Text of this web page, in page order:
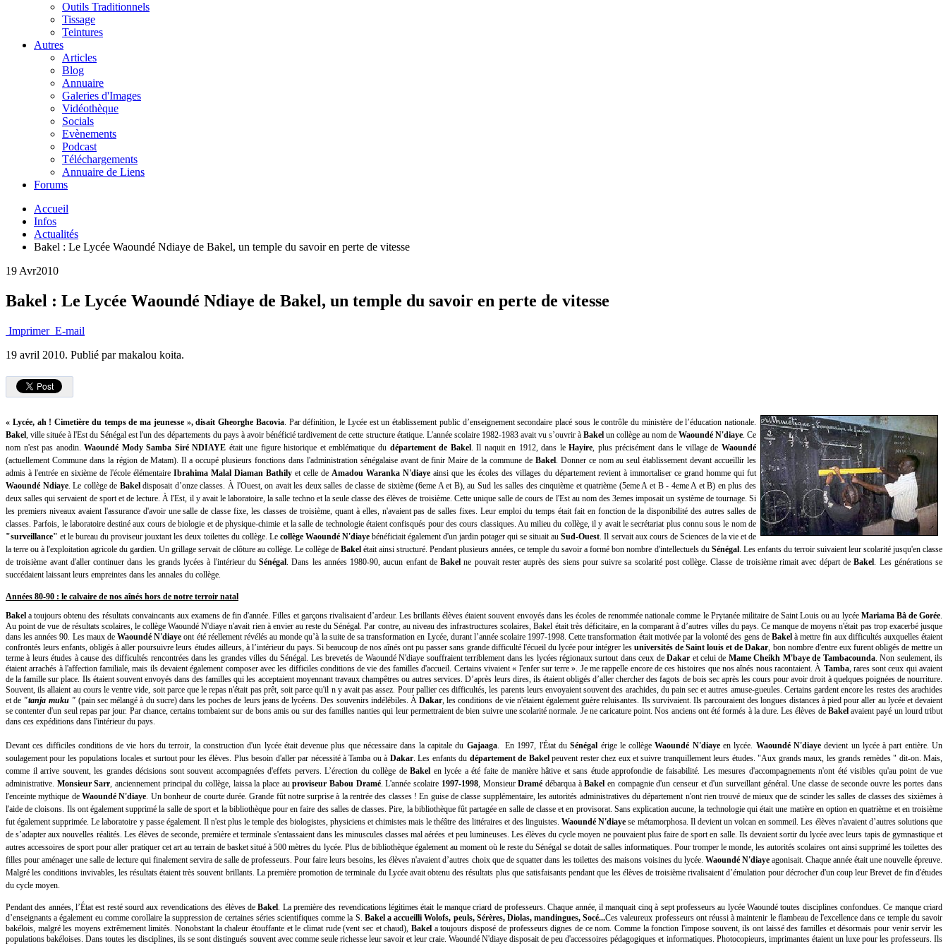
Outils Traditionnels
Tissage
Teintures
Autres
Articles
Blog
Annuaire
Galeries d'Images
Vidéothèque
Socials
Evènements
Podcast
Téléchargements
Annuaire de Liens
Forums
Accueil
Infos
Actualités
Bakel : Le Lycée Waoundé Ndiaye de Bakel, un temple du savoir en perte de vitesse
19 Avr2010
Bakel : Le Lycée Waoundé Ndiaye de Bakel, un temple du savoir en perte de vitesse
Imprimer E-mail
19 avril 2010. Publié par makalou koita.
« Lycée, ah ! Cimetière du temps de ma jeunesse », disait Gheorghe Bacovia. Par définition, le Lycée est un établissement public d’enseignement secondaire placé sous le contrôle du ministère de l’éducation nationale.
Bakel, ville située à l'Est du Sénégal est l'un des départements du pays à avoir bénéficié tardivement de cette structure étatique. L'année scolaire 1982-1983 avait vu s’ouvrir à Bakel un collège au nom de Waoundé N'diaye. Ce
nom n'est pas anodin.Waoundé Mody Samba Siré NDIAYE était une figure historique et emblématique du département de Bakel. Il naquit en 1912, dans leHayire, plus précisément dans le village de Waoundé
(actuellement Commune dans la région de Matam). Il a occupé plusieurs fonctions dans l'administration sénégalaise avant de finir Maire de la commune de Bakel. Donner ce nom au seul établissement devant accueillir les
admis à l'entrée en sixième de l'école élémentaire Ibrahima Malal Diaman Bathily et celle de Amadou Waranka N'diaye ainsi que les écoles des villages du département revient à immortaliser ce grand homme qui fut
Waoundé Ndiaye. Le collège de Bakeldisposait d’onze classes. À l'Ouest, on avait les deux salles de classe de sixième (6eme A et B), au Sud les salles des cinquième et quatrième (5eme A et B - 4eme A et B) en plus des
deux salles qui servaient de sport et de lecture. À l'Est, il y avait le laboratoire, la salle techno et la seule classe des élèves de troisième. Cette unique salle de cours de l'Est au nom des 3emes imposait un système de tournage. Si
les premiers niveaux avaient l'assurance d'avoir une salle de classe fixe, les classes de troisième, quant à elles, n'avaient pas de salles fixes. Leur emploi du temps était fait en fonction de la disponibilité des autres salles de
classes. Parfois, le laboratoire destiné aux cours de biologie et de physique-chimie et la salle de technologie étaient confisqués pour des cours classiques. Au milieu du collège, il y avait le secrétariat plus connu sous le nom de
"surveillance" et le bureau du proviseur jouxtant les deux toilettes du collège. Le collège Waoundé N'diayebénéficiait également d'un jardin potager qui se situait auSud-Ouest. Il servait aux cours de Sciences de la vie et de
la terre ou à l'exploitation agricole du gardien. Un grillage servait de clôture au collège. Le collège de Bakelétait ainsi structuré.Pendant plusieurs années, ce temple du savoir a formé bon nombre d'intellectuels du Sénégal. Les enfants du terroir suivaient leur scolarité jusqu'en classe
de troisième avant d'aller continuer dans les grands lycées à l'intérieur duSénégal. Dans les années 1980-90, aucun enfant deBakel ne pouvait rester auprès des siens pour suivre sa scolarité post collège. Classe de troisième rimait avec départ deBakel. Les générations se
succédaient laissant leurs empreintes dans les annales du collège.
Années 80-90 : le calvaire de nos aînés hors de notre terroir natal
Bakel a toujours obtenu des résultats convaincants aux examens de fin d'année. Filles et garçons rivalisaient d’ardeur. Les brillants élèves étaient souvent envoyés dans les écoles de renommée nationale comme le Prytanée militaire de Saint Louis ou au lycée Mariama Bâ de Gorée.
Au point de vue de résultats scolaires, le collège Waoundé N'diaye n'avait rien à envier au reste du Sénégal. Par contre, au niveau des infrastructures scolaires, Bakel était très déficitaire, en la comparant à d’autres villes du pays. Ce manque de moyens n'était pas trop exacerbé jusque
dans les années 90. Les maux deWaoundé N'diaye ont été réellement révélés au monde qu’à la suite de sa transformation en Lycée, durant l’année scolaire 1997-1998. Cette transformation était motivée par la volonté des gens de Bakelà mettre fin aux difficultés auxquelles étaient
confrontés leurs enfants, obligés à aller poursuivre leurs études ailleurs, à l’intérieur du pays. Si beaucoup de nos aînés ont pu passer sans grande difficulté l'écueil du lycée pour intégrer lesuniversités de Saint louis et de Dakar, bon nombre d'entre eux furent obligés de mettre un
terme à leurs études à cause des difficultés rencontrées dans les grandes villes du Sénégal. Les brevetés de Waoundé N'diaye souffraient terriblement dans les lycées régionaux surtout dans ceux deDakar et celui de Mame Cheikh M'baye de Tambacounda. Non seulement, ils
étaient arrachés à l'affection familiale, mais ils devaient également composer avec les difficiles conditions de vie des familles d'accueil. Certains vivaient « l'enfer sur terre ». Je me rappelle encore de ces histoires que nos aînés nous racontaient. À Tamba, rares sont ceux qui avaient
de la famille sur place. Ils étaient souvent envoyés dans des familles qui les acceptaient moyennant travaux champêtres ou autres services. D’après leurs dires, ils étaient obligés d’aller chercher des fagots de bois sec après les cours pour avoir droit à quelques poignées de nourriture.
Souvent, ils allaient au cours le ventre vide, soit parce que le repas n'était pas prêt, soit parce qu'il n y avait pas assez. Pour pallier ces difficultés, les parents leurs envoyaient souvent des arachides, du pain sec et autres amuse-gueules. Certains gardent encore les restes des arachides
et de "tanja muku " (pain sec mélangé à du sucre) dans les poches de leurs jeans de lycéens. Des souvenirs indélébiles. ÀDakar, les conditions de vie n'étaient également guère reluisantes. Ils survivaient. Ils parcouraient des longues distances à pied pour aller au lycée et devaient
se contenter d'un seul repas par jour. Par chance, certains tombaient sur de bons amis ou sur des familles nanties qui leur permettraient de bien suivre une scolarité normale. Je ne caricature point. Nos anciens ont été formés à la dure. Les élèves de Bakelavaient payé un lourd tribut
dans ces expéditions dans l'intérieur du pays.
Devant ces difficiles conditions de vie hors du terroir, la construction d'un lycée était devenue plus que nécessaire dans la capitale du Gajaaga. En 1997, l'État duSénégal érige le collègeWaoundé N'diayeen lycée. Waoundé N'diayedevient un lycée à part entière. Un
soulagement pour les populations locales et surtout pour les élèves. Plus besoin d'aller par nécessité à Tamba ou à Dakar. Les enfants du département de Bakelpeuvent rester chez eux et suivre tranquillement leurs études. "Aux grands maux, les grands remèdes " dit-on. Mais,
comme il arrive souvent, les grandes décisions sont souvent accompagnées d'effets pervers. L’érection du collège de Bakel en lycée a été faite de manière hâtive et sans étude approfondie de faisabilité. Les mesures d'accompagnements n'ont été visibles qu'au point de vue
administrative. Monsieur Sarr, anciennement principal du collège, laissa la place auproviseur Babou Dramé. L'année scolaire 1997-1998, MonsieurDramé débarqua àBakel en compagnie d'un censeur et d'un surveillant général. Une classe de seconde ouvre les portes dans
l'enceinte mythique de Waoundé N'diaye. Un bonheur de courte durée. Grande fût notre surprise à la rentrée des classes ! En guise de classe supplémentaire, les autorités administratives du département n'ont rien trouvé de mieux que de scinder les salles de classes des sixièmes à
l'aide de cloisons. Ils ont également supprimé la salle de sport et la bibliothèque pour en faire des salles de classes. Pire, la bibliothèque fût partagée en salle de classe et en provisorat. Sans explication aucune, la technologie qui était une matière en option en quatrième et en troisième
fut également supprimée. Le laboratoire y passe également. Il n'est plus le temple des biologistes, physiciens et chimistes mais le théâtre des littéraires et des linguistes.Waoundé N'diaye se métamorphosa. Il devient un volcan en sommeil. Les élèves n'avaient d’autres solutions que
de s’adapter aux nouvelles réalités. Les élèves de seconde, première et terminale s'entassaient dans les minuscules classes mal aérées et peu lumineuses. Les élèves du cycle moyen ne pouvaient plus faire de sport en salle. Ils devaient sortir du lycée avec leurs tapis de gymnastique et
autres accessoires de sport pour aller pratiquer cet art au terrain de basket situé à 500 mètres du lycée. Plus de bibliothèque également au moment où le reste du Sénégal se dotait de salles informatiques. Pour tromper le monde, les autorités scolaires ont ainsi supprimé les toilettes des
filles pour aménager une salle de lecture qui finalement servira de salle de professeurs. Pour faire leurs besoins, les élèves n'avaient d’autres choix que de squatter dans les toilettes des maisons voisines du lycée. Waoundé N'diayeagonisait. Chaque année était une nouvelle épreuve.
Malgré les conditions invivables, les résultats étaient très souvent brillants. La première promotion de terminale du Lycée avait obtenu des résultats plus que satisfaisants pendant que les élèves de troisième rivalisaient d’émulation pour décrocher d'un coup leur Brevet de fin d'études
du cycle moyen.
Pendant des années, l’État est resté sourd aux revendications des élèves deBakel. La première des revendications légitimes était le manque criard de professeurs. Chaque année, il manquait cinq à sept professeurs au lycée Waoundé toutes disciplines confondues. Ce manque criard
d’enseignants a également eu comme corollaire la suppression de certaines séries scientifiques comme la S. Bakel a accueilli Wolofs, peuls, Sérères, Diolas, mandingues, Socé...Ces valeureux professeurs ont réussi à maintenir le flambeau de l'excellence dans ce temple du savoir
bakélois, malgré les moyens extrêmement limités. Nonobstant la chaleur étouffante et le climat rude (vent sec et chaud),Bakel a toujours disposé de professeurs dignes de ce nom. Comme la fonction l'impose souvent, ils ont laissé des familles et désormais pour venir servir les
populations bakéloises. Dans toutes les disciplines, ils se sont distingués souvent avec comme seule richesse leur savoir et leur craie. Waoundé N'diaye disposait de peu d'accessoires pédagogiques et informatiques. Photocopieurs, imprimantes étaient un luxe pour les professeurs. Ils